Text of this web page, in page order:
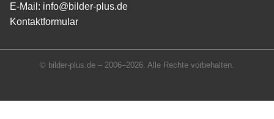
E-Mail: info@bilder-plus.de
Kontaktformular
© bilder-plus.de – 2006–2026. Alle Rechte vorbehalten.